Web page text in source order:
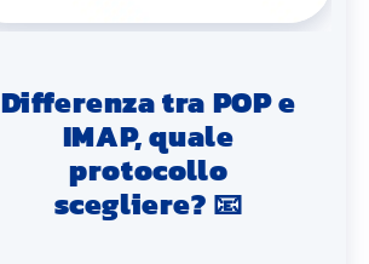
Differenza tra POP e
IMAP, quale
protocollo
scegliere? 📧